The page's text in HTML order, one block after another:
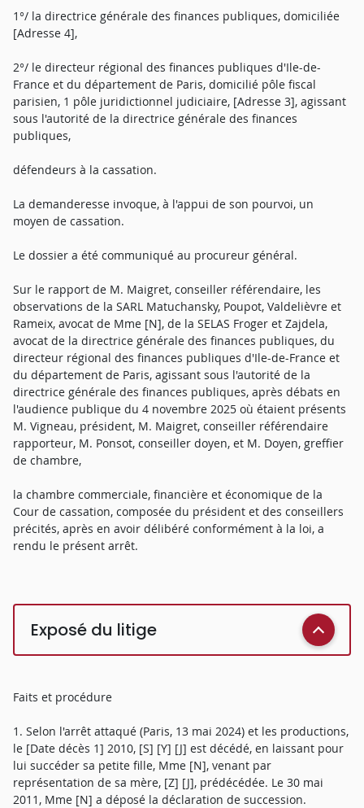
1°/ la directrice générale des finances publiques, domiciliée
[Adresse 4],
2°/ le directeur régional des finances publiques d'Ile-de-
France et du département de Paris, domicilié pôle fiscal
parisien, 1 pôle juridictionnel judiciaire, [Adresse 3], agissant
sous l'autorité de la directrice générale des finances
publiques,
défendeurs à la cassation.
La demanderesse invoque, à l'appui de son pourvoi, un
moyen de cassation.
Le dossier a été communiqué au procureur général.
Sur le rapport de M. Maigret, conseiller référendaire, les
observations de la SARL Matuchansky, Poupot, Valdelièvre et
Rameix, avocat de Mme [N], de la SELAS Froger et Zajdela,
avocat de la directrice générale des finances publiques, du
directeur régional des finances publiques d'Ile-de-France et
du département de Paris, agissant sous l'autorité de la
directrice générale des finances publiques, après débats en
l'audience publique du 4 novembre 2025 où étaient présents
M. Vigneau, président, M. Maigret, conseiller référendaire
rapporteur, M. Ponsot, conseiller doyen, et M. Doyen, greffier
de chambre,
la chambre commerciale, financière et économique de la
Cour de cassation, composée du président et des conseillers
précités, après en avoir délibéré conformément à la loi, a
rendu le présent arrêt.
Exposé du litige
Faits et procédure
1. Selon l'arrêt attaqué (Paris, 13 mai 2024) et les productions,
le [Date décès 1] 2010, [S] [Y] [J] est décédé, en laissant pour
lui succéder sa petite fille, Mme [N], venant par
représentation de sa mère, [Z] [J], prédécédée. Le 30 mai
2011, Mme [N] a déposé la déclaration de succession.